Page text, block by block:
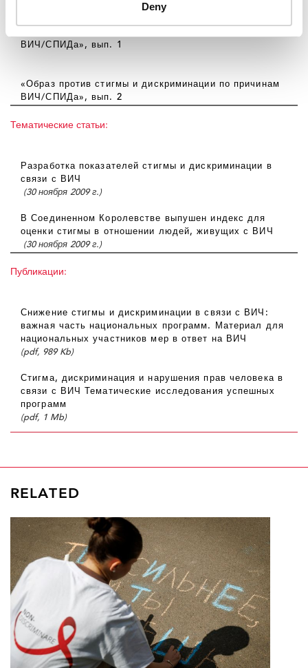
Deny
ВИЧ/СПИДа», вып. 1
«Образ против стигмы и дискриминации по причинам
ВИЧ/СПИДа», вып. 2
Тематические статьи:
Разработка показателей стигмы и дискриминации в
связи с ВИЧ
(30 ноября 2009 г.)
В Соединенном Королевстве выпушен индекс для
оценки стигмы в отношении людей, живущих с ВИЧ
(30 ноября 2009 г.)
Публикации:
Снижение стигмы и дискриминации в связи с ВИЧ:
важная часть национальных программ. Материал для
национальных участников мер в ответ на ВИЧ
(pdf, 989 Kb)
Стигма, дискриминация и нарушения прав человека в
связи с ВИЧ Тематические исследования успешных
программ
(pdf, 1 Mb)
RELATED